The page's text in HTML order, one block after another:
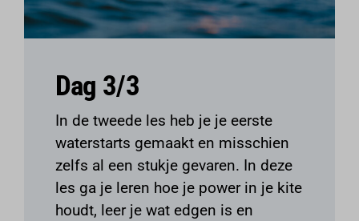
Dag 3/3
In de tweede les heb je je eerste
waterstarts gemaakt en misschien
zelfs al een stukje gevaren. In deze
les ga je leren hoe je power in je kite
houdt, leer je wat edgen is en